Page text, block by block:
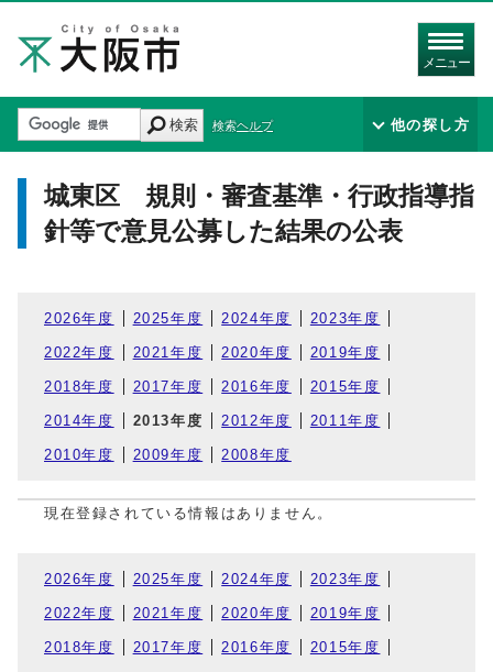
メニュー
検索 検索ヘルプ 他の探し方
城東区 規則・審査基準・行政指導指
針等で意見公募した結果の公表
2026年度 2025年度 2024年度 2023年度
2022年度 2021年度 2020年度 2019年度
2018年度 2017年度 2016年度 2015年度
2014年度 2013年度 2012年度 2011年度
2010年度 2009年度 2008年度
現在登録されている情報はありません。
2026年度 2025年度 2024年度 2023年度
2022年度 2021年度 2020年度 2019年度
2018年度 2017年度 2016年度 2015年度